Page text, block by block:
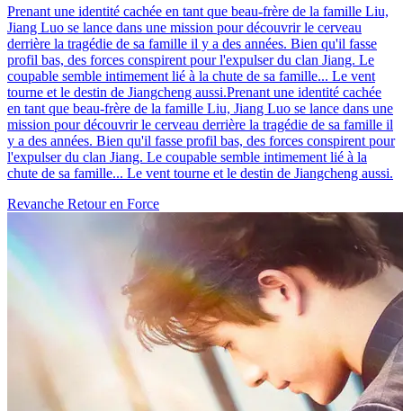
Prenant une identité cachée en tant que beau-frère de la famille Liu,
Jiang Luo se lance dans une mission pour découvrir le cerveau
derrière la tragédie de sa famille il y a des années. Bien qu'il fasse
profil bas, des forces conspirent pour l'expulser du clan Jiang. Le
coupable semble intimement lié à la chute de sa famille... Le vent
tourne et le destin de Jiangcheng aussi.Prenant une identité cachée
en tant que beau-frère de la famille Liu, Jiang Luo se lance dans une
mission pour découvrir le cerveau derrière la tragédie de sa famille il
y a des années. Bien qu'il fasse profil bas, des forces conspirent pour
l'expulser du clan Jiang. Le coupable semble intimement lié à la
chute de sa famille... Le vent tourne et le destin de Jiangcheng aussi.
Revanche Retour en Force